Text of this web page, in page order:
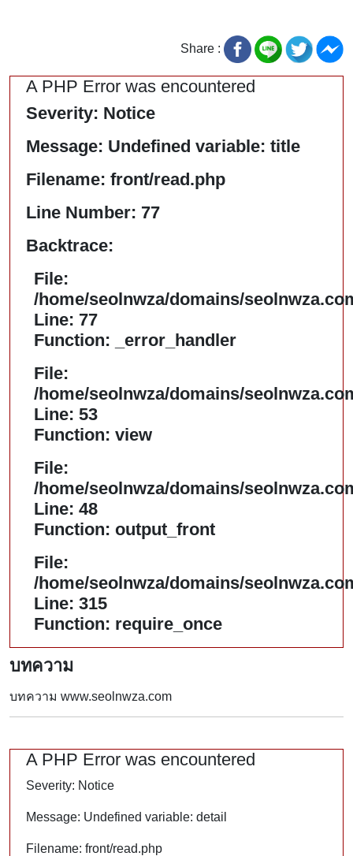
Share :
A PHP Error was encountered
Severity: Notice
Message: Undefined variable: title
Filename: front/read.php
Line Number: 77
Backtrace:
File:
/home/seolnwza/domains/
Line: 77
Function: _error_handler
File:
/home/seolnwza/domains/
Line: 53
Function: view
File:
/home/seolnwza/domains/
Line: 48
Function: output_front
File:
/home/seolnwza/domains/
Line: 315
Function: require_once
บทความ
บทความ www.seolnwza.com
A PHP Error was encountered
Severity: Notice
Message: Undefined variable: detail
Filename: front/read.php